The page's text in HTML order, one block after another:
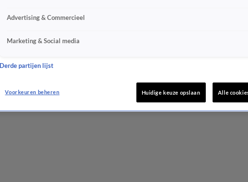
Advertising & Commercieel
Marketing & Social media
Derde partijen lijst
Voorkeuren beheren Huidige keuze opslaan Alle